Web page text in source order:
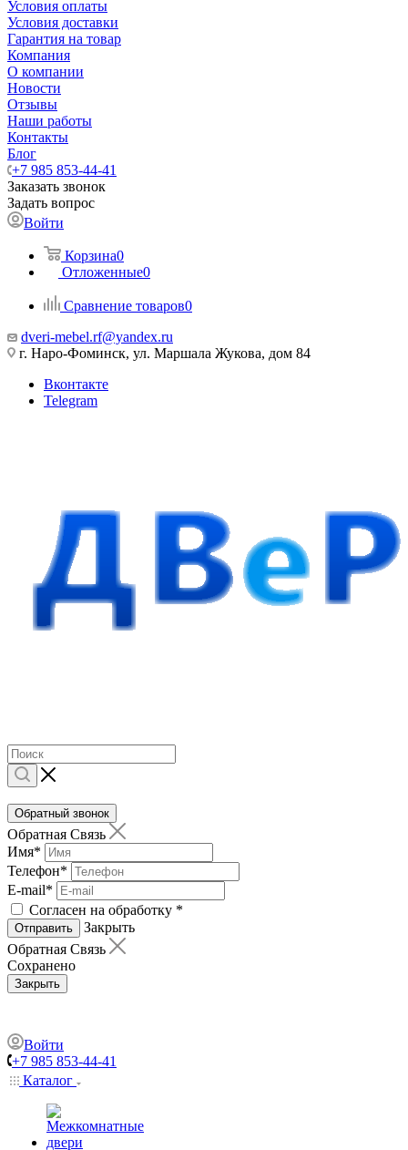
Условия оплаты
Условия доставки
Гарантия на товар
Компания
О компании
Новости
Отзывы
Наши работы
Контакты
Блог
+7 985 853-44-41
Заказать звонок
Задать вопрос
Войти
Корзина0
Отложенные0
Сравнение товаров0
dveri-mebel.rf@yandex.ru
г. Наро-Фоминск, ул. Маршала Жукова, дом 84
Вконтакте
Telegram
Обратный звонок
Обратная Связь
Имя*
Телефон*
E-mail*
Согласен на обработку *
Отправить
Закрыть
Обратная Связь
Сохранено
Закрыть
Войти
+7 985 853-44-41
Каталог